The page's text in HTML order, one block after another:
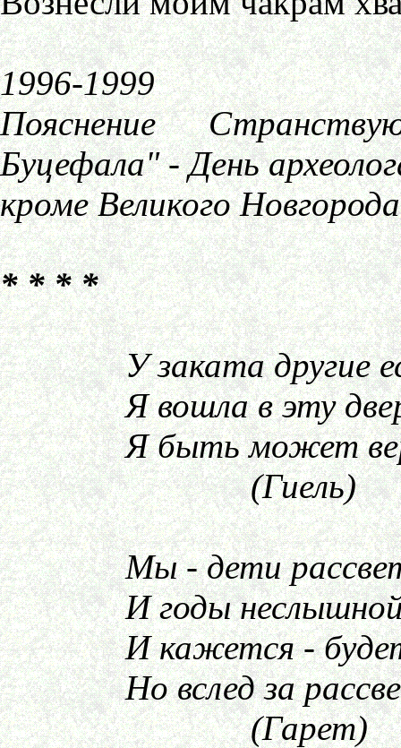
1996-1999
Пояснение
Буцефала" - День
кроме Великого
* * * *
У заката другие
Я вошла в эту
Я быть может
(Гиель)
Мы - дети рассвета,
И годы неслышной
И кажется - будет
Но вслед за
(Гарет)